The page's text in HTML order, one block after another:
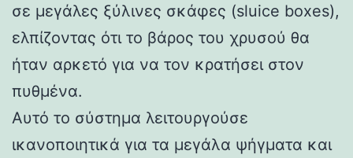
σε μεγάλες ξύλινες σκάφες (sluice boxes),
ελπίζοντας ότι το βάρος του χρυσού θα
ήταν αρκετό για να τον κρατήσει στον
πυθμένα.
Αυτό το σύστημα λειτουργούσε
ικανοποιητικά για τα μεγάλα ψήγματα και